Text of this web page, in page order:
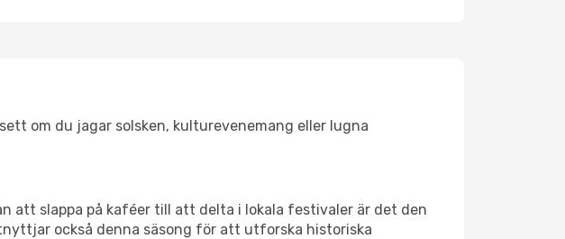
om du jagar solsken, kulturevenemang eller lugna
att slappa på kaféer till att delta i lokala festivaler är det den
också denna säsong för att utforska historiska